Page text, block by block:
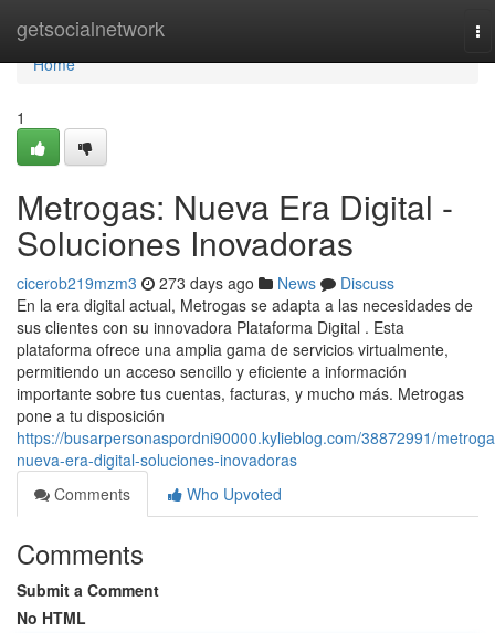
getsocialnetwork
Home
Home
1
Metrogas: Nueva Era Digital -
Soluciones Inovadoras
cicerob219mzm3 273 days ago News
Discuss
En la era digital actual, Metrogas se adapta a las necesidades de
sus clientes con su innovadora Plataforma Digital . Esta
plataforma ofrece una amplia gama de servicios virtualmente,
permitiendo un acceso sencillo y eficiente a información
importante sobre tus cuentas, facturas, y mucho más. Metrogas
pone a tu disposición
https://busarpersonaspordni90000.kylieblog.com/38872991/
nueva-era-digital-soluciones-inovadoras
Comments
Who Upvoted
Comments
Submit a Comment
No HTML